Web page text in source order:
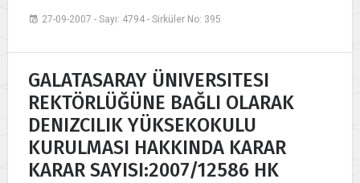
27-09-2007 - Sayı: 4794 - Sirküler No: 395
GALATASARAY ÜNIVERSITESI
REKTÖRLÜĞÜNE BAĞLI OLARAK
DENIZCILIK YÜKSEKOKULU
KURULMASI HAKKINDA KARAR
KARAR SAYISI:2007/12586 HK